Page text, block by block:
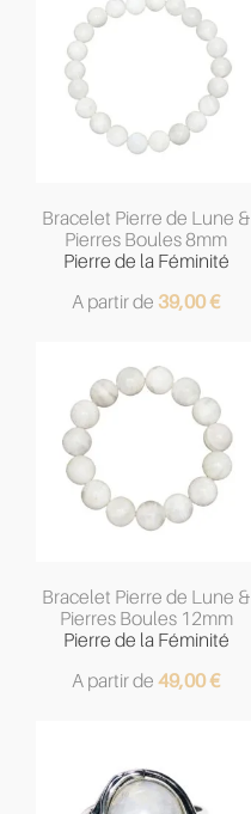
Bracelet Pierre de Lune &
Pierres Boules 8mm
Pierre de la Féminité
A partir de 39,00€
Bracelet Pierre de Lune &
Pierres Boules 12mm
Pierre de la Féminité
A partir de 49,00€